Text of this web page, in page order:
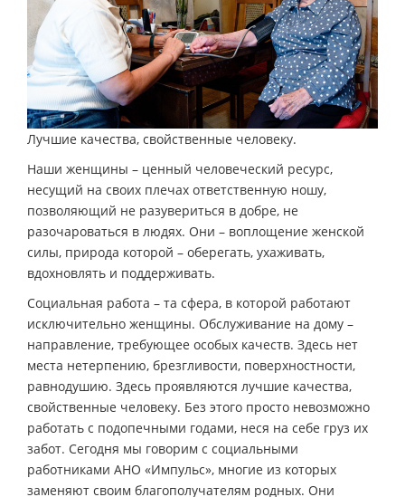
Лучшие качества, свойственные человеку.
Наши женщины – ценный человеческий ресурс,
несущий на своих плечах ответственную ношу,
позволяющий не разувериться в добре, не
разочароваться в людях. Они – воплощение женской
силы, природа которой – оберегать, ухаживать,
вдохновлять и поддерживать.
Социальная работа – та сфера, в которой работают
исключительно женщины. Обслуживание на дому –
направление, требующее особых качеств. Здесь нет
места нетерпению, брезгливости, поверхностности,
равнодушию. Здесь проявляются лучшие качества,
свойственные человеку. Без этого просто невозможно
работать с подопечными годами, неся на себе груз их
забот. Сегодня мы говорим с социальными
работниками АНО «Импульс», многие из которых
заменяют своим благополучателям родных. Они